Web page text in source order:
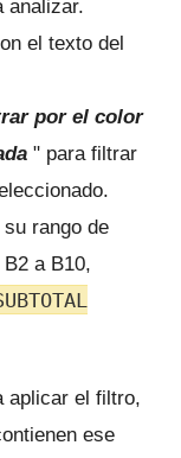
analizar.
el texto del
por el color
" para filtrar
rango de
a B10,
aplicar el filtro,
ese